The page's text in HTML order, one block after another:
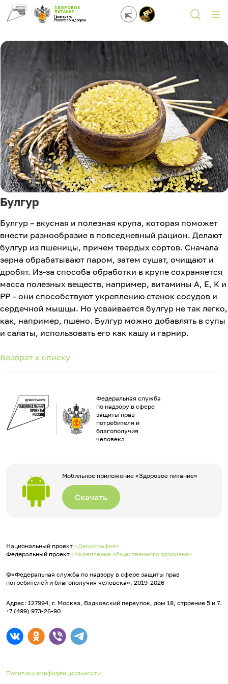
ЗДОРОВОЕ
ПИТАНИЕ
Проверено
Роспотребнадзором
Булгур
Булгур – вкусная и полезная крупа, которая поможет
внести разнообразие в повседневный рацион. Делают
булгур из пшеницы, причем твердых сортов. Сначала
зерна обрабатывают паром, затем сушат, очищают и
дробят. Из-за способа обработки в крупе сохраняется
масса полезных веществ, например, витамины А, Е, К и
РР – они способствуют укреплению стенок сосудов и
сердечной мышцы. Но усваивается булгур не так легко,
как, например, пшено. Булгур можно добавлять в супы
и салаты, использовать его как кашу и гарнир.
Возврат к списку
Федеральная служба
по надзору в сфере
защиты прав
потребителя и
благополучия
человека
Мобильное приложение «Здоровое питание»
Скачать
Национальный проект «Демография»
Федеральный проект «Укрепление общественного здоровья»
©«Федеральная служба по надзору в сфере защиты прав
потребителей и благополучия человека», 2019-2026
Адрес: 127994, г. Москва, Вадковский переулок, дом 18, строение 5 и 7.
+7 (499) 973-26-90
Политика конфиденциальности